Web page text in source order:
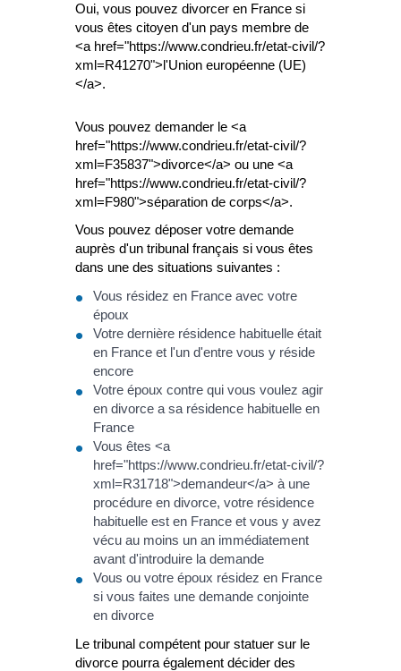
Oui, vous pouvez divorcer en France si
vous êtes citoyen d'un pays membre de
<a href="https://www.condrieu.fr/etat-civil/?
xml=R41270">l'Union européenne (UE)
</a>.
Vous pouvez demander le <a
href="https://www.condrieu.fr/etat-civil/?
xml=F35837">divorce</a> ou une <a
href="https://www.condrieu.fr/etat-civil/?
xml=F980">séparation de corps</a>.
Vous pouvez déposer votre demande
auprès d'un tribunal français si vous êtes
dans une des situations suivantes :
Vous résidez en France avec votre
époux
Votre dernière résidence habituelle était
en France et l'un d'entre vous y réside
encore
Votre époux contre qui vous voulez agir
en divorce a sa résidence habituelle en
France
Vous êtes <a
href="https://www.condrieu.fr/etat-civil/?
xml=R31718">demandeur</a> à une
procédure en divorce, votre résidence
habituelle est en France et vous y avez
vécu au moins un an immédiatement
avant d'introduire la demande
Vous ou votre époux résidez en France
si vous faites une demande conjointe
en divorce
Le tribunal compétent pour statuer sur le
divorce pourra également décider des